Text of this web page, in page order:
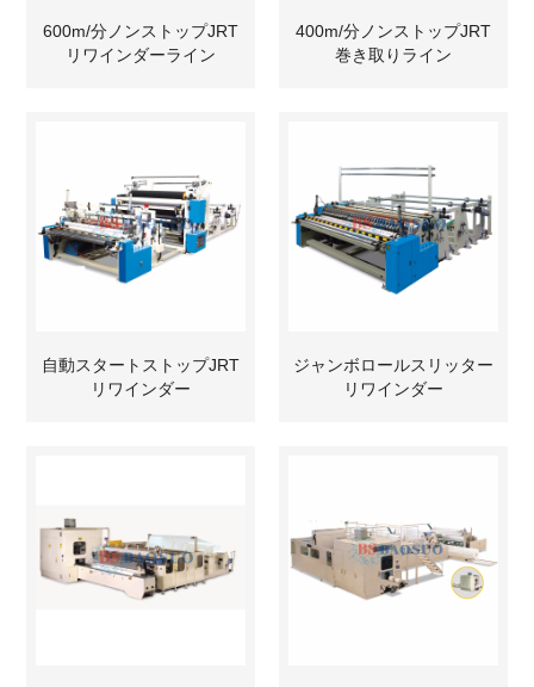
600m/分ノンストップJRT
リワインダーライン
400m/分ノンストップJRT
巻き取りライン
自動スタートストップJRT
リワインダー
ジャンボロールスリッター
リワインダー